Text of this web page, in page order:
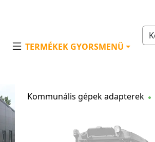
TERMÉKEK GYORSMENÜ
Kommunális gépek adapterek